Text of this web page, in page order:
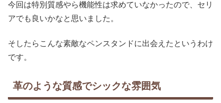
今回は特別質感やら機能性は求めていなかったので、セリ
アでも良いかなと思いました。
そしたらこんな素敵なペンスタンドに出会えたというわけ
です。
革のような質感でシックな雰囲気